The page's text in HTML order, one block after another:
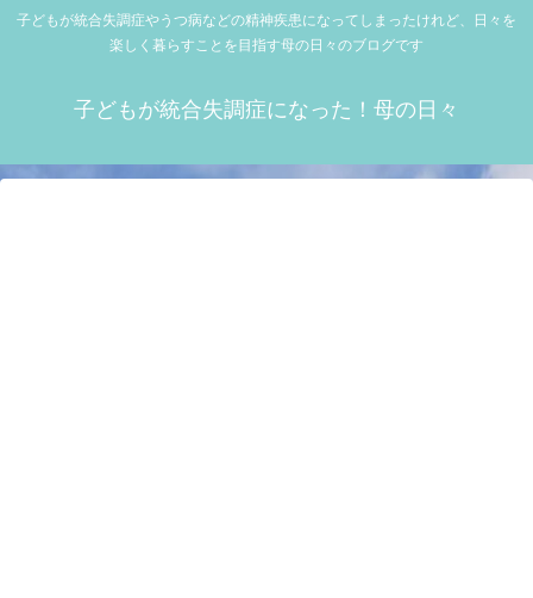
子どもが統合失調症やうつ病などの精神疾患になってしまったけれど、日々を
楽しく暮らすことを目指す母の日々のブログです
子どもが統合失調症になった！母の日々